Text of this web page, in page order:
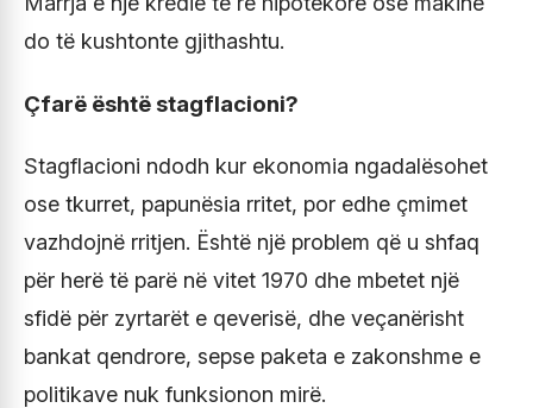
do të kushtonte gjithashtu.
Çfarë është stagflacioni?
Stagflacioni ndodh kur ekonomia ngadalësohet
ose tkurret, papunësia rritet, por edhe çmimet
vazhdojnë rritjen. Është një problem që u shfaq
për herë të parë në vitet 1970 dhe mbetet një
sfidë për zyrtarët e qeverisë, dhe veçanërisht
bankat qendrore, sepse paketa e zakonshme e
politikave nuk funksionon mirë.